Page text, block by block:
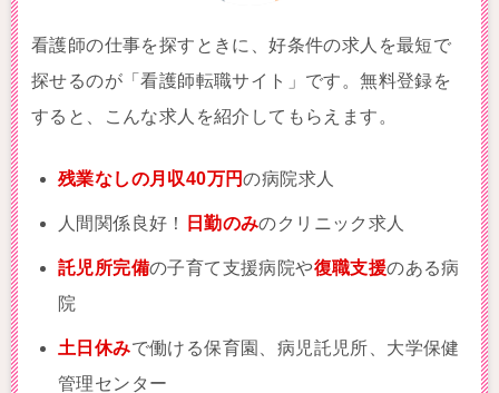
看護師の仕事を探すときに、好条件の求人を最短で
探せるのが「看護師転職サイト」です。無料登録を
すると、こんな求人を紹介してもらえます。
残業なしの月収40万円の病院求人
人間関係良好！ 日勤のみのクリニック求人
託児所完備の子育て支援病院や復職支援のある病
院
土日休みで働ける保育園、病児託児所、大学保健
管理センター